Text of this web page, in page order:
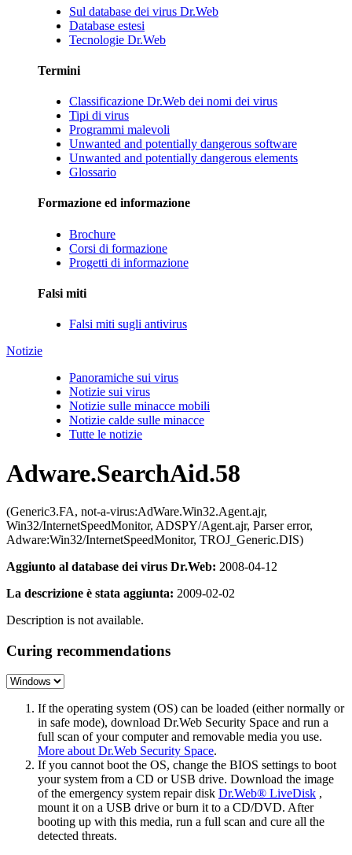
Sul database dei virus Dr.Web
Database estesi
Tecnologie Dr.Web
Termini
Classificazione Dr.Web dei nomi dei virus
Tipi di virus
Programmi malevoli
Unwanted and potentially dangerous software
Unwanted and potentially dangerous elements
Glossario
Formazione ed informazione
Brochure
Corsi di formazione
Progetti di informazione
Falsi miti
Falsi miti sugli antivirus
Notizie
Panoramiche sui virus
Notizie sui virus
Notizie sulle minacce mobili
Notizie calde sulle minacce
Tutte le notizie
Adware.SearchAid.58
(Generic3.FA, not-a-virus:AdWare.Win32.Agent.ajr,
Win32/InternetSpeedMonitor, ADSPY/Agent.ajr, Parser error,
Adware:Win32/InternetSpeedMonitor, TROJ_Generic.DIS)
Aggiunto al database dei virus Dr.Web: 2008-04-12
La descrizione è stata aggiunta: 2009-02-02
Description is not available.
Curing recommendations
If the operating system (OS) can be loaded (either normally or
in safe mode), download Dr.Web Security Space and run a
full scan of your computer and removable media you use.
More about Dr.Web Security Space.
If you cannot boot the OS, change the BIOS settings to boot
your system from a CD or USB drive. Download the image
of the emergency system repair disk Dr.Web® LiveDisk ,
mount it on a USB drive or burn it to a CD/DVD. After
booting up with this media, run a full scan and cure all the
detected threats.